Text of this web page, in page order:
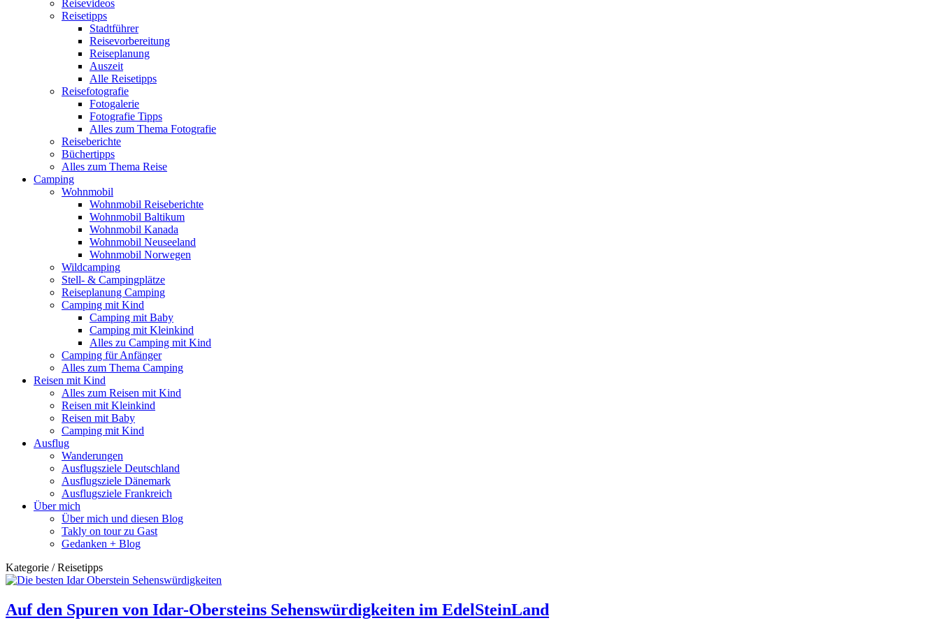
Reisevideos
Reisetipps
Stadtführer
Reisevorbereitung
Reiseplanung
Auszeit
Alle Reisetipps
Reisefotografie
Fotogalerie
Fotografie Tipps
Alles zum Thema Fotografie
Reiseberichte
Büchertipps
Alles zum Thema Reise
Camping
Wohnmobil
Wohnmobil Reiseberichte
Wohnmobil Baltikum
Wohnmobil Kanada
Wohnmobil Neuseeland
Wohnmobil Norwegen
Wildcamping
Stell- & Campingplätze
Reiseplanung Camping
Camping mit Kind
Camping mit Baby
Camping mit Kleinkind
Alles zu Camping mit Kind
Camping für Anfänger
Alles zum Thema Camping
Reisen mit Kind
Alles zum Reisen mit Kind
Reisen mit Kleinkind
Reisen mit Baby
Camping mit Kind
Ausflug
Wanderungen
Ausflugsziele Deutschland
Ausflugsziele Dänemark
Ausflugsziele Frankreich
Über mich
Über mich und diesen Blog
Takly on tour zu Gast
Gedanken + Blog
Kategorie / Reisetipps
Auf den Spuren von Idar-Obersteins Sehenswürdigkeiten im EdelSteinLand